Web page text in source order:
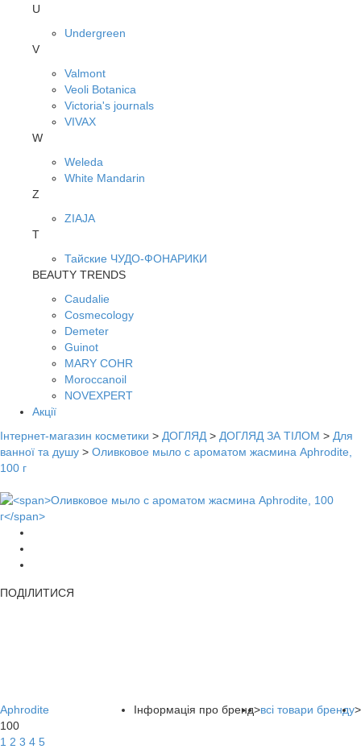
U
Undergreen
V
Valmont
Veoli Botanica
Victoria's journals
VIVAX
W
Weleda
White Mandarin
Z
ZIAJA
Т
Тайские ЧУДО-ФОНАРИКИ
BEAUTY TRENDS
Caudalie
Cosmecology
Demeter
Guinot
MARY COHR
Moroccanoil
NOVEXPERT
Акції
Інтернет-магазин косметики > ДОГЛЯД > ДОГЛЯД ЗА ТІЛОМ > Для
ванної та душу > Оливковое мыло с ароматом жасмина Aphrodite,
100 г
ПОДІЛИТИСЯ
Інформація про бренд>всі товари бренду>
Aphrodite
100
1 2 3 4 5